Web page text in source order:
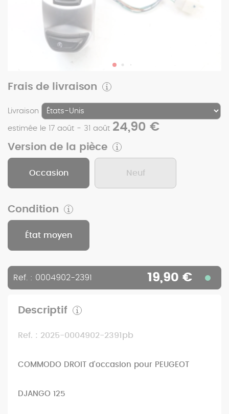
Frais de livraison
Livraison
estimée le 17 août - 31 août 24,90 €
Version de la pièce
Occasion Neuf
Condition
État moyen
Ref. : 0004902-2391 19,90 €
Descriptif
Ref. : 2025-0004902-2391pb
COMMODO DROIT d'occasion pour PEUGEOT
DJANGO 125